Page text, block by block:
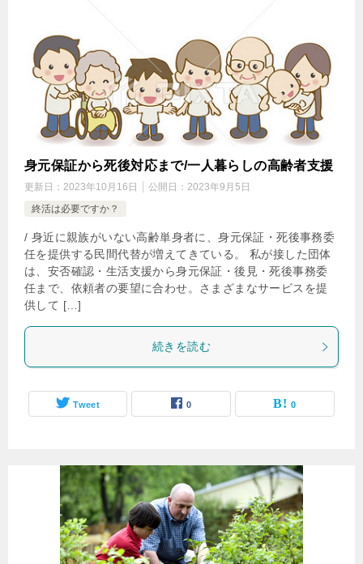
身元保証から死後対応まで/一人暮らしの高齢者支援
更新日： 2023年10月16日 公開日： 2023年9月5日
終活は必要ですか？
/ 身近に親族がいない高齢単身者に、身元保証・死後事務委
任を提供する民間代替が増えてきている。 私が接した団体
は、安否確認・生活支援から身元保証・後見・死後事務委
任まで、依頼者の要望に合わせ。さまざまなサービスを提
供して […]
続きを読む
Tweet 0 0